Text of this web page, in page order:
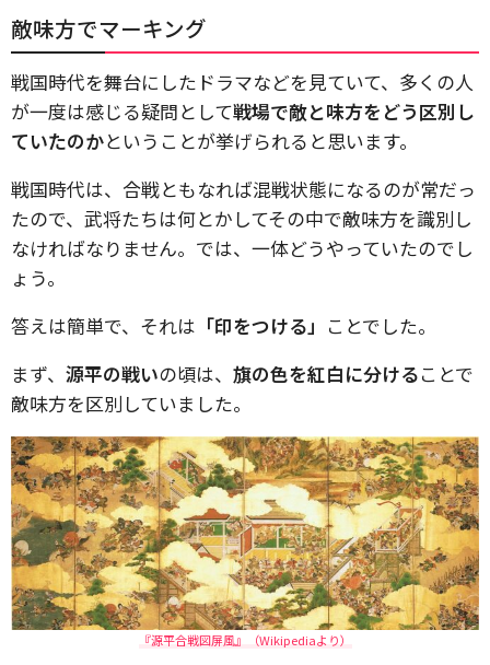
敵味方でマーキング
戦国時代を舞台にしたドラマなどを見ていて、多くの人
が一度は感じる疑問として戦場で敵と味方をどう区別し
ていたのかということが挙げられると思います。
戦国時代は、合戦ともなれば混戦状態になるのが常だっ
たので、武将たちは何とかしてその中で敵味方を識別し
なければなりません。では、一体どうやっていたのでし
ょう。
答えは簡単で、それは 「印をつける」 ことでした。
まず、 源平の戦いの頃は、 旗の色を紅白に分けることで
敵味方を区別していました。
『源平合戦図屏風』（Wikipediaより）